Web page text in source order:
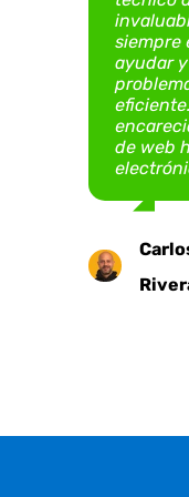
siempre
ayudar
de web
Emilia
Ruiz
,
Juan
Uribe
sitio
exitosa»
Edgar
Neira